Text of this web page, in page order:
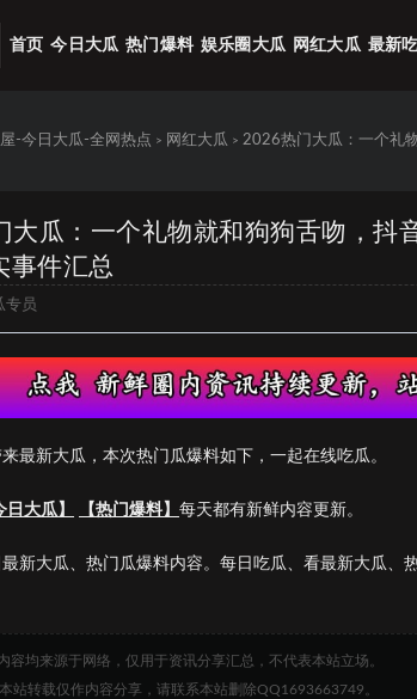
首页 今日大瓜 热门爆料 娱乐圈大瓜 网红大瓜 最新
-今日大瓜-全网热点 > 网红大瓜 > 2026热门大瓜：一个礼
大瓜：一个礼物就和狗狗舌吻，抖
事件汇总
专员
最新大瓜，本次热门瓜爆料如下，一起在线吃瓜。
日大瓜】 【热门爆料】 每天都有新鲜内容更新。
新大瓜、热门瓜爆料内容。每日吃瓜、看最新大瓜、
容均来源于网络，仅用于资讯分享汇总，不代表本站立场。
站转载仅作内容分享，请联系本站删除QQ1693663749。